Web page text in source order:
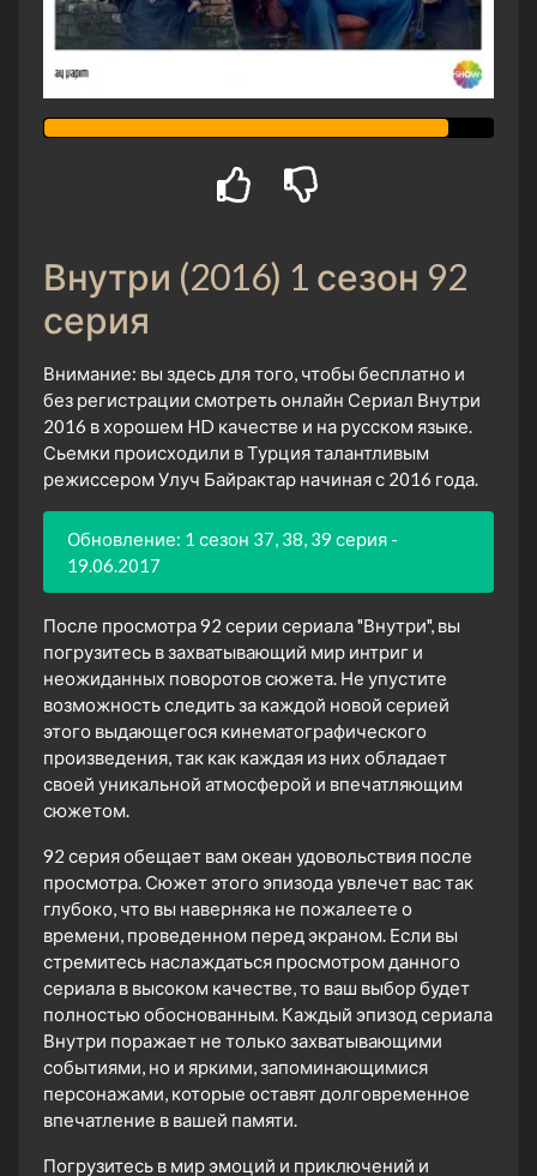
Внутри (2016) 1 сезон 92
серия
Внимание: вы здесь для того, чтобы бесплатно и
без регистрации смотреть онлайн Сериал Внутри
2016 в хорошем HD качестве и на русском языке.
Сьемки происходили в Турция талантливым
режиссером Улуч Байрактар начиная с 2016 года.
Обновление: 1 сезон 37, 38, 39 серия -
19.06.2017
После просмотра 92 серии сериала "Внутри", вы
погрузитесь в захватывающий мир интриг и
неожиданных поворотов сюжета. Не упустите
возможность следить за каждой новой серией
этого выдающегося кинематографического
произведения, так как каждая из них обладает
своей уникальной атмосферой и впечатляющим
сюжетом.
92 серия обещает вам океан удовольствия после
просмотра. Сюжет этого эпизода увлечет вас так
глубоко, что вы наверняка не пожалеете о
времени, проведенном перед экраном. Если вы
стремитесь наслаждаться просмотром данного
сериала в высоком качестве, то ваш выбор будет
полностью обоснованным. Каждый эпизод сериала
Внутри поражает не только захватывающими
событиями, но и яркими, запоминающимися
персонажами, которые оставят долговременное
впечатление в вашей памяти.
Погрузитесь в мир эмоций и приключений и